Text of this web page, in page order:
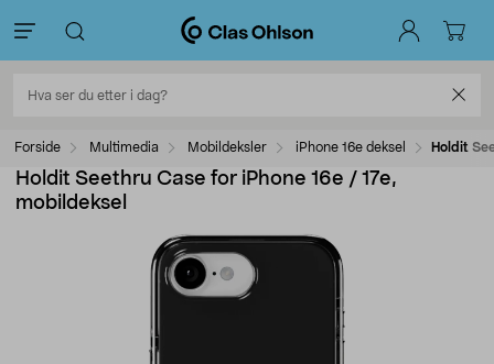
Forside Multimedia Mobildeksler iPhone 16e deksel Holdit
Holdit Seethru Case for iPhone 16e / 17e,
mobildeksel